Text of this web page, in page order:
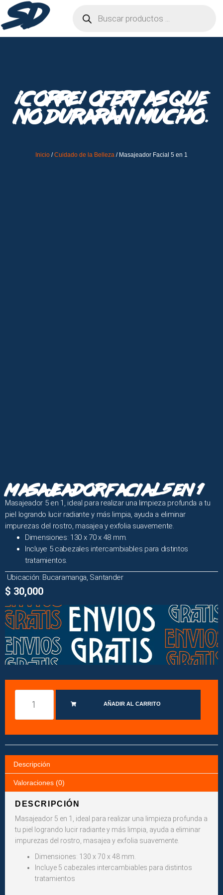
SD
¡Corre! Ofertas que
no durarán mucho.
Inicio /Cuidado de la Belleza / Masajeador Facial 5 en 1
MASAJEADOR FACIAL 5 EN 1
Masajeador 5 en 1, ideal para realizar una limpieza profunda a tu
piel logrando lucir radiante y más limpia, ayuda a eliminar
impurezas del rostro, masajea y exfolia suavemente.
Dimensiones: 130 x 70 x 48 mm.
Incluye 5 cabezales intercambiables para distintos
tratamientos.
Ubicación: Bucaramanga, Santander
$ 30,000
AÑADIR AL CARRITO
Descripción
Valoraciones (0)
DESCRIPCIÓN
Masajeador 5 en 1, ideal para realizar una limpieza profunda a
tu piel logrando lucir radiante y más limpia, ayuda a eliminar
impurezas del rostro, masajea y exfolia suavemente.
Dimensiones: 130 x 70 x 48 mm.
Incluye 5 cabezales intercambiables para distintos
tratamientos